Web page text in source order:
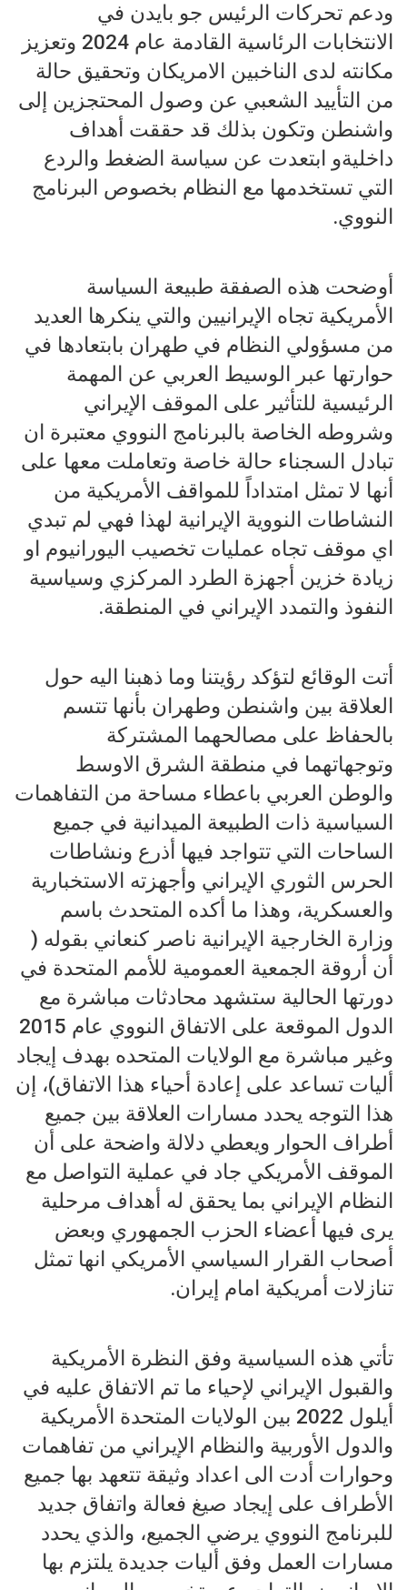
ودعم تحركات الرئيس جو بايدن في
الانتخابات الرئاسية القادمة عام 2024 وتعزيز
مكانته لدى الناخبين الامريكان وتحقيق حالة
من التأييد الشعبي عن وصول المحتجزين إلى
واشنطن وتكون بذلك قد حققت أهداف
داخليةو ابتعدت عن سياسة الضغط والردع
التي تستخدمها مع النظام بخصوص البرنامج
النووي.
أوضحت هذه الصفقة طبيعة السياسة
الأمريكية تجاه الإيرانيين والتي ينكرها العديد
من مسؤولي النظام في طهران بابتعادها في
حوارتها عبر الوسيط العربي عن المهمة
الرئيسية للتأثير على الموقف الإيراني
وشروطه الخاصة بالبرنامج النووي معتبرة ان
تبادل السجناء حالة خاصة وتعاملت معها على
أنها لا تمثل امتداداً للمواقف الأمريكية من
النشاطات النووية الإيرانية لهذا فهي لم تبدي
اي موقف تجاه عمليات تخصيب اليورانيوم او
زيادة خزين أجهزة الطرد المركزي وسياسية
النفوذ والتمدد الإيراني في المنطقة.
أتت الوقائع لتؤكد رؤيتنا وما ذهبنا اليه حول
العلاقة بين واشنطن وطهران بأنها تتسم
بالحفاظ على مصالحهما المشتركة
وتوجهاتهما في منطقة الشرق الاوسط
والوطن العربي باعطاء مساحة من التفاهمات
السياسية ذات الطبيعة الميدانية في جميع
الساحات التي تتواجد فيها أذرع ونشاطات
الحرس الثوري الإيراني وأجهزته الاستخبارية
والعسكرية، وهذا ما أكده المتحدث باسم
وزارة الخارجية الإيرانية ناصر كنعاني بقوله (
أن أروقة الجمعية العمومية للأمم المتحدة في
دورتها الحالية ستشهد محادثات مباشرة مع
الدول الموقعة على الاتفاق النووي عام 2015
وغير مباشرة مع الولايات المتحده بهدف إيجاد
أليات تساعد على إعادة أحياء هذا الاتفاق)، إن
هذا التوجه يحدد مسارات العلاقة بين جميع
أطراف الحوار ويعطي دلالة واضحة على أن
الموقف الأمريكي جاد في عملية التواصل مع
النظام الإيراني بما يحقق له أهداف مرحلية
يرى فيها أعضاء الحزب الجمهوري وبعض
أصحاب القرار السياسي الأمريكي انها تمثل
تنازلات أمريكية امام إيران.
تأتي هذه السياسية وفق النظرة الأمريكية
والقبول الإيراني لإحياء ما تم الاتفاق عليه في
أيلول 2022 بين الولايات المتحدة الأمريكية
والدول الأوربية والنظام الإيراني من تفاهمات
وحوارات أدت الى اعداد وثيقة تتعهد بها جميع
الأطراف على إيجاد صيغ فعالة واتفاق جديد
للبرنامج النووي يرضي الجميع، والذي يحدد
مسارات العمل وفق أليات جديدة يلتزم بها